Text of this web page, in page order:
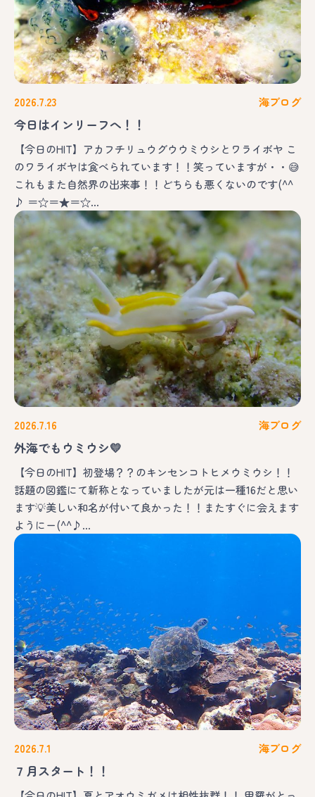
2026.7.23 海ブログ
今日はインリーフへ！！
【今日のHIT】アカフチリュウグウウミウシとワライボヤ こ
のワライボヤは食べられています！！笑っていますが・・😅
これもまた自然界の出来事！！どちらも悪くないのです(^^
♪ ＝☆＝★＝☆…
2026.7.16 海ブログ
外海でもウミウシ💛
【今日のHIT】初登場？？のキンセンコトヒメウミウシ！！
話題の図鑑にて新称となっていましたが元は一種16だと思い
ます💡美しい和名が付いて良かった！！またすぐに会えます
ようにー(^^♪…
2026.7.1 海ブログ
７月スタート！！